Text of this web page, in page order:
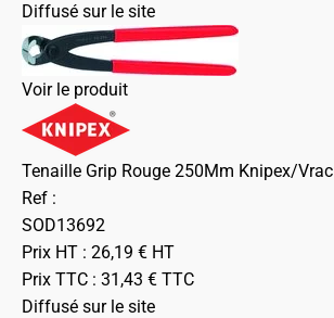
Diffusé sur le site
Voir le produit
Tenaille Grip Rouge 250Mm Knipex/Vrac
Ref :
SOD13692
Prix HT : 26,19 € HT
Prix TTC : 31,43 € TTC
Diffusé sur le site